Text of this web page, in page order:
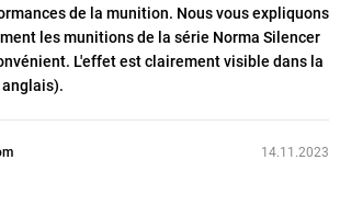
de la munition. Nous vous expliquons
les munitions de la série Norma Silencer
L'effet est clairement visible dans la
14.11.2023